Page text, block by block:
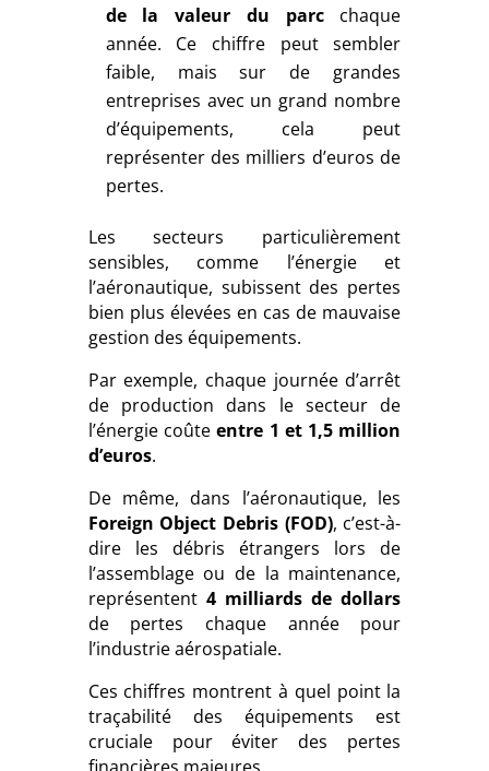
de la valeur du parcchaque
année. Ce chiffre peut sembler
faible, mais sur de grandes
entreprises avec un grand nombre
d’équipements, cela peut
représenter des milliers d’euros de
pertes.
Les secteurs particulièrement
sensibles, comme l’énergie et
l’aéronautique, subissent des pertes
bien plus élevées en cas de mauvaise
gestion des équipements.
Par exemple, chaque journée d’arrêt
de production dans le secteur de
l’énergie coûteentre 1 et 1,5 million
d’euros.
De même, dans l’aéronautique, les
Foreign Object Debris (FOD), c’est-à-
dire les débris étrangers lors de
l’assemblage ou de la maintenance,
représentent 4 milliards de dollars
de pertes chaque année pour
l’industrie aérospatiale.
Ces chiffres montrent à quel point la
traçabilité des équipements est
cruciale pour éviter des pertes